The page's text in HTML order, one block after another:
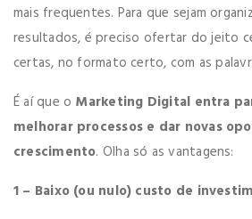
mais frequentes. Para que sejam
resultados, é preciso ofertar do jeito
certas, no formato certo, com as
É aí que o Marketing Digital entra
melhorar processos e dar novas
crescimento. Olha só as vantagens:
1 – Baixo (ou nulo) custo de